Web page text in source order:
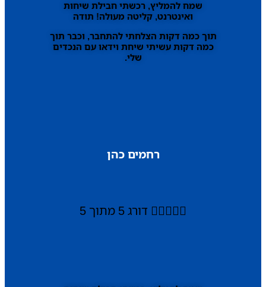
שמח להמליץ, רכשתי חבילת שיחות
ואינטרנט, קליטה מעולה! תודה
תוך כמה דקות הצלחתי להתחבר, וכבר תוך
כמה דקות עשיתי שיחת וידאו עם הנכדים
שלי.
רחמים כהן
 דורג 5 מתוך 5